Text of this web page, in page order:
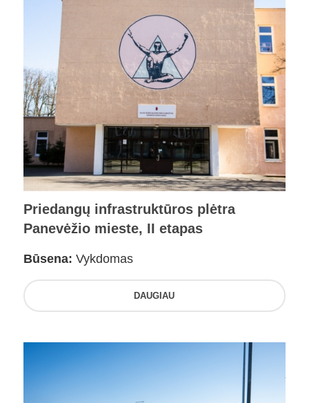
Priedangų infrastruktūros plėtra
Panevėžio mieste, II etapas
Būsena: Vykdomas
DAUGIAU